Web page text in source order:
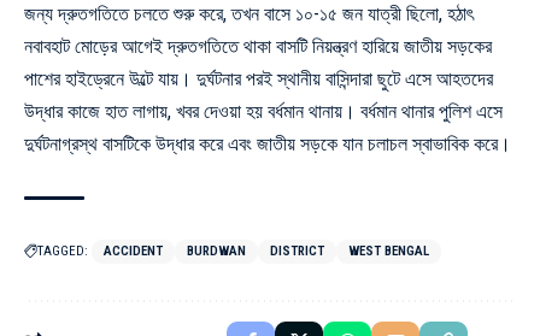
জন্য দ্রুতগতিতে চলতে শুরু করে, তখন বাসে ১০-১৫ জন যাত্রী ছিলো, হঠাৎ
নবাবহাট মোড়ের আগেই দ্রুতগতিতে থাকা বাসটি নিয়ন্ত্রণ হারিয়ে জাতীয় সড়কের
পাশের হাইড্রেনে উল্টে যায়। দুর্ঘটনার পরই স্থানীয় বাসিন্দারা ছুটে এসে আহতদের
উদ্ধার কাজে হাত লাগায়, খবর দেওয়া হয় বর্ধমান থানায়। বর্ধমান থানার পুলিশ এসে
দুর্ঘটনাগ্রস্থ বাসটিকে উদ্ধার করে এবং জাতীয় সড়কে যান চলাচল স্বাভাবিক করে।
TAGGED: ACCIDENT BURDWAN DISTRICT WEST BENGAL